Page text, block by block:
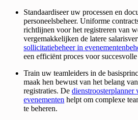
Standaardiseer uw processen en
personeelsbeheer. Uniforme
richtlijnen voor het registreren van
vergemakkelijken de latere
sollicitatiebeheer in
een efficiënt proces voor
Train uw teamleiders in de
maak hen bewust van het belang
registraties. De dienstroosterplanner
evenementen helpt om complexe
te beheren.